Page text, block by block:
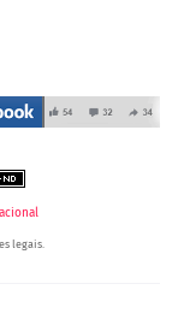
legais.